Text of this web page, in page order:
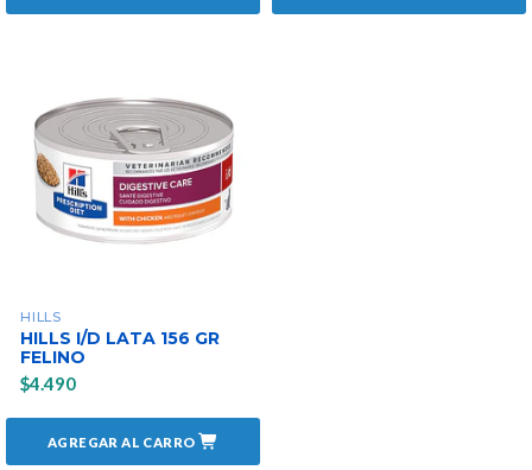
HILLS
HILLS I/D LATA 156 GR
FELINO
$4.490
AGREGAR AL CARRO